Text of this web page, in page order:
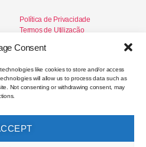
Consent
like cookies to store and/or access
will allow us to process data such as
Not consenting or withdrawing consent, may
Política de Privacidade
Termos de Utilização